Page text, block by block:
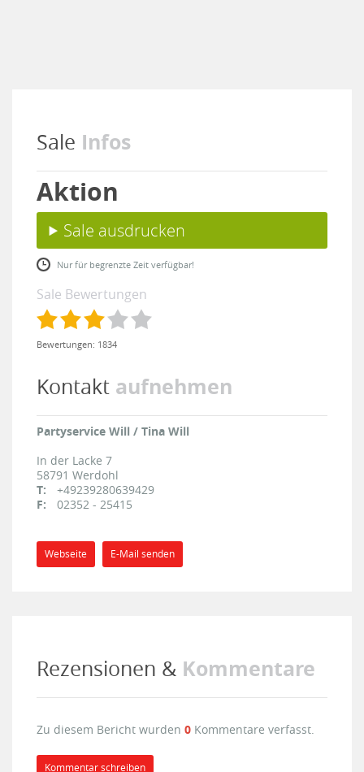
Sale Infos
Aktion
Sale ausdrucken
Nur für begrenzte Zeit verfügbar!
Sale Bewertungen
Bewertungen: 1834
Kontakt aufnehmen
Partyservice Will / Tina Will
In der Lacke 7
58791 Werdohl
T:
+49239280639429
F:
02352 - 25415
Webseite E-Mail senden
Rezensionen & Kommentare
Zu diesem Bericht wurden 0 Kommentare verfasst.
Kommentar schreiben